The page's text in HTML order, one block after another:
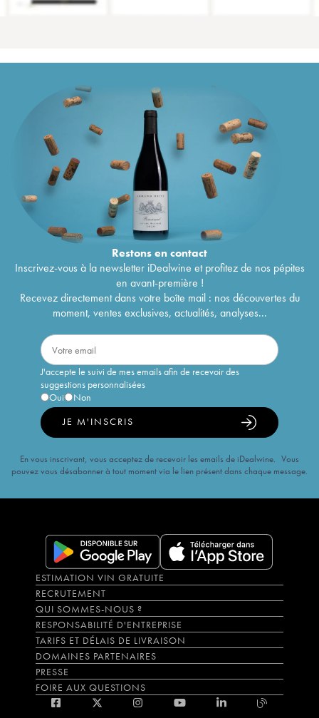
Restons encontact
Inscrivez-vous à la newsletter iDealwine et profitez de nos pépites
en avant-première !
Recevez directement dans votre boîte mail : nos découvertes du
moment, ventes exclusives, actualités, analyses...
J'accepte le suivi de mes emails afin de recevoir des
suggestions personnalisées
Oui
Non
JE M'INSCRIS
En vous inscrivant, vous acceptez de recevoir les emails de iDealwine. Vous
pouvez vous désabonner à tout moment via le lien présent dans chaque message.
ESTIMATION VIN GRATUITE
RECRUTEMENT
QUI SOMMES-NOUS ?
RESPONSABILITÉ D'ENTREPRISE
TARIFS ET DÉLAIS DE LIVRAISON
DOMAINES PARTENAIRES
PRESSE
FOIRE AUX QUESTIONS